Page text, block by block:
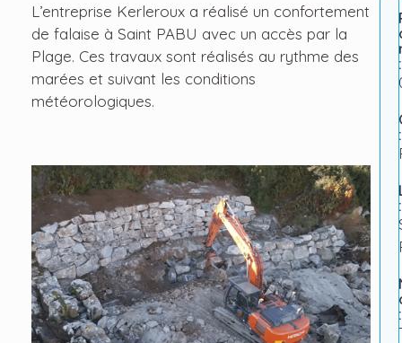
L’entreprise Kerleroux a réalisé un confortement
de falaise à Saint PABU avec un accès par la
Plage. Ces travaux sont réalisés au rythme des
marées et suivant les conditions
météorologiques.
:
:
:
: